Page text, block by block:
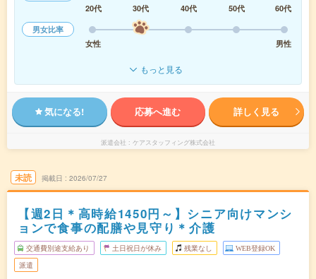
20代
30代 40代 50代
60代
男女比率
女性
男性
もっと見る
気になる! 応募へ進む 詳しく見る
派遣会社 ケアスタッフィング株式会社
未読 掲載日 2026/07/27
【週2日＊高時給1450円～】シニア向けマンシ
ョンで食事の配膳や見守り＊介護
交通費別途支給あり 土日祝日が休み 残業なし WEB登録OK
派遣